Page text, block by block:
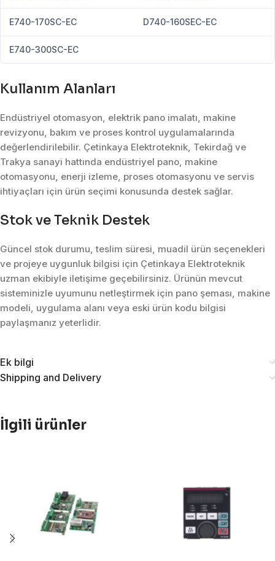
E740-170SC-EC D740-160SEC-EC
E740-300SC-EC
Kullanım Alanları
Endüstriyel otomasyon, elektrik pano imalatı, makine
revizyonu, bakım ve proses kontrol uygulamalarında
değerlendirilebilir. Çetinkaya Elektroteknik, Tekirdağ ve
Trakya sanayi hattında endüstriyel pano, makine
otomasyonu, enerji izleme, proses otomasyonu ve servis
ihtiyaçları için ürün seçimi konusunda destek sağlar.
Stok ve Teknik Destek
Güncel stok durumu, teslim süresi, muadil ürün seçenekleri
ve projeye uygunluk bilgisi için Çetinkaya Elektroteknik
uzman ekibiyle iletişime geçebilirsiniz. Ürünün mevcut
sisteminizle uyumunu netleştirmek için pano şeması, makine
modeli, uygulama alanı veya eski ürün kodu bilgisi
paylaşmanız yeterlidir.
Ek bilgi
Shipping and Delivery
İlgili ürünler